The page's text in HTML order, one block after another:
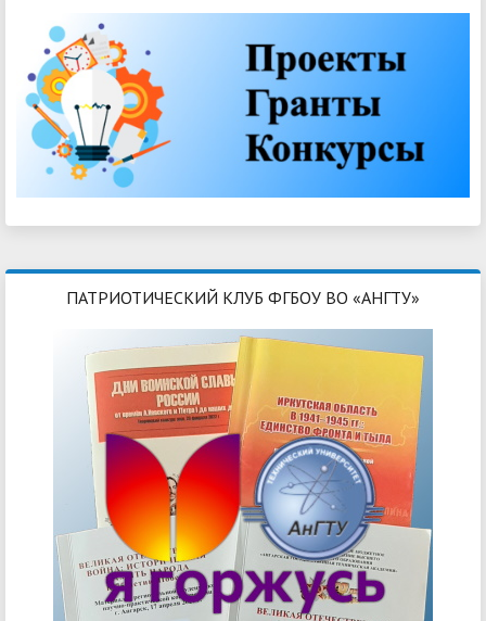
ПАТРИОТИЧЕСКИЙ КЛУБ ФГБОУ ВО «АНГТУ»